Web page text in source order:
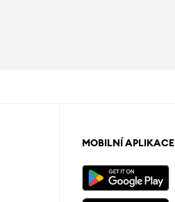
MOBILNÍ APLIKACE